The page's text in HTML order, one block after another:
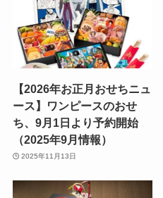
【2026年お正月おせちニュ
ース】ワンピースのおせ
ち、9月1日より予約開始
（2025年9月情報）
2025年11月13日